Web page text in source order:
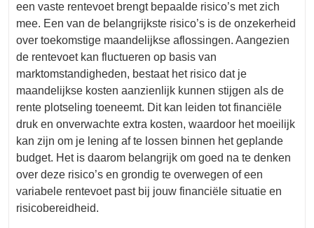
een vaste rentevoet brengt bepaalde risico’s met zich
mee. Een van de belangrijkste risico’s is de onzekerheid
over toekomstige maandelijkse aflossingen. Aangezien
de rentevoet kan fluctueren op basis van
marktomstandigheden, bestaat het risico dat je
maandelijkse kosten aanzienlijk kunnen stijgen als de
rente plotseling toeneemt. Dit kan leiden tot financiële
druk en onverwachte extra kosten, waardoor het moeilijk
kan zijn om je lening af te lossen binnen het geplande
budget. Het is daarom belangrijk om goed na te denken
over deze risico’s en grondig te overwegen of een
variabele rentevoet past bij jouw financiële situatie en
risicobereidheid.